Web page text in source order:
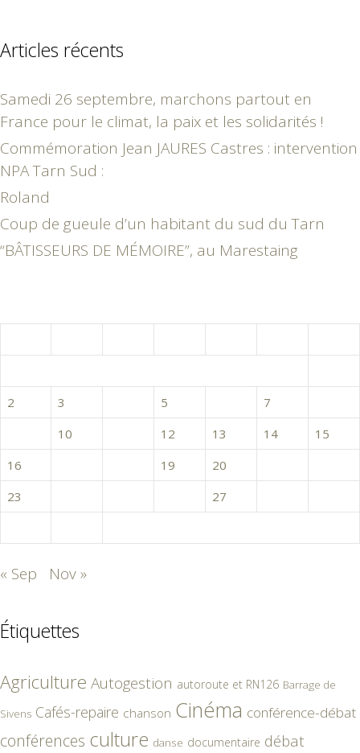
Articles récents
Samedi 26 septembre, marchons partout en
France pour le climat, la paix et les solidarités !
Commémoration Jean JAURES Castres : intervention
NPA Tarn Sud :
Roland
Coup de gueule d’un habitant du sud du Tarn
“BÂTISSEURS DE MÉMOIRE”, au Marestaing
2
3 5 7
10 12 13 14
15
16
19 20
23
27
« Sep Nov »
Étiquettes
Agriculture Autogestion autoroute et RN126 Barrage de
Sivens Cafés-repaire chanson Cinéma conférence-débat
conférences culture danse documentaire débat